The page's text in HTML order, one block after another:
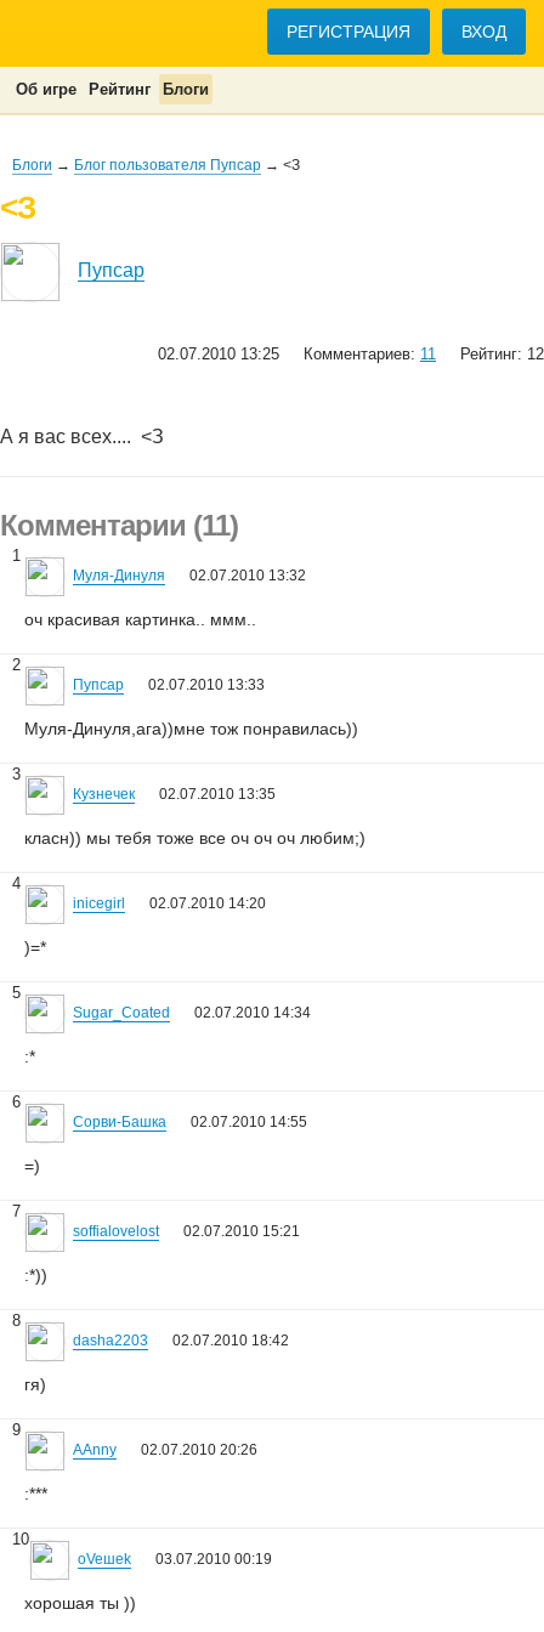
РЕГИСТРАЦИЯ ВХОД
Об игре Рейтинг Блоги
Блоги → Блог пользователя Пупсар → <З
<З
Пупсар
02.07.2010 13:25 Комментариев: 11 Рейтинг: 12
А я вас всех.... <З
Комментарии (11)
1
Муля-Динуля 02.07.2010 13:32
оч красивая картинка.. ммм..
2
Пупсар 02.07.2010 13:33
Муля-Динуля,ага))мне тож понравилась))
3
Кузнечек 02.07.2010 13:35
класн)) мы тебя тоже все оч оч оч любим;)
4
inicegirl 02.07.2010 14:20
)=*
5
Sugar_Coated 02.07.2010 14:34
:*
6
Сорви-Башка 02.07.2010 14:55
=)
7
soffialovelost 02.07.2010 15:21
:*))
8
dasha2203 02.07.2010 18:42
гя)
9
AAnny 02.07.2010 20:26
:***
10
oVeшеk 03.07.2010 00:19
хорошая ты ))